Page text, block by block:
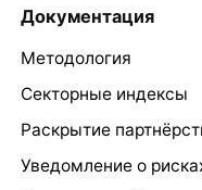
Документация
Методология
Секторные индексы
Раскрытие
Уведомление о